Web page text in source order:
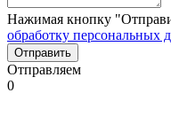
Нажимая кнопку
обработку персональных
Отправляем
0